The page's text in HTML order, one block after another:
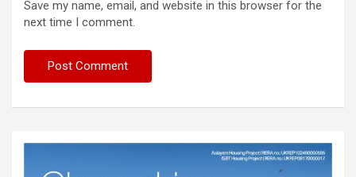
Save my name, email, and website in this browser for the
next time I comment.